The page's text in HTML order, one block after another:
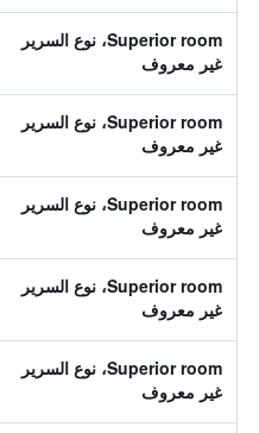
Superior room، نوع السرير
غير معروف
Superior room، نوع السرير
غير معروف
Superior room، نوع السرير
غير معروف
Superior room، نوع السرير
غير معروف
Superior room، نوع السرير
غير معروف